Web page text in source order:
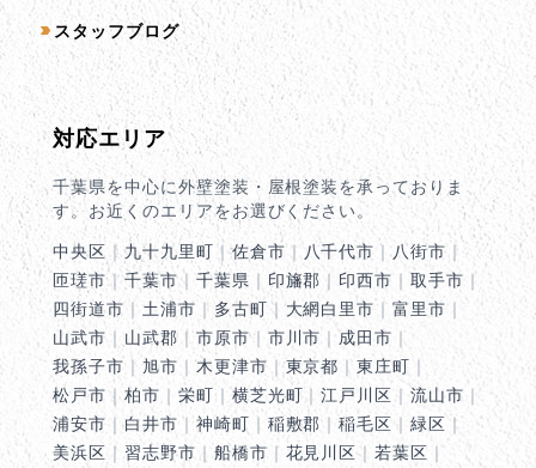
スタッフブログ
対応エリア
千葉県を中心に外壁塗装・屋根塗装を承っておりま
す。お近くのエリアをお選びください。
中央区 ｜ 九十九里町 ｜佐倉市｜ 八千代市 ｜八街市 ｜
匝瑳市｜ 千葉市｜ 千葉県 ｜ 印旛郡 ｜ 印西市 ｜取手市 ｜
四街道市 ｜ 土浦市 ｜ 多古町 ｜ 大網白里市 ｜富里市 ｜
山武市 ｜ 山武郡｜ 市原市｜ 市川市 ｜ 成田市 ｜
我孫子市 ｜ 旭市 ｜木更津市 ｜東京都 ｜東庄町 ｜
松戸市 ｜ 柏市 ｜ 栄町 ｜ 横芝光町 ｜江戸川区 ｜流山市 ｜
浦安市 ｜白井市 ｜ 神崎町 ｜ 稲敷郡 ｜稲毛区 ｜緑区 ｜
美浜区 ｜ 習志野市 ｜ 船橋市 ｜ 花見川区 ｜若葉区 ｜